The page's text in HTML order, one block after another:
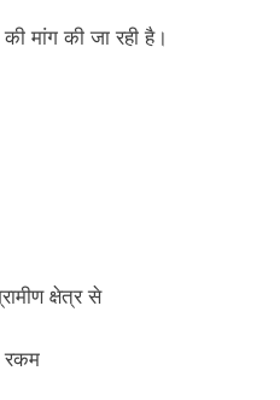
मांग की जा रही है।
क्षेत्र से
रकम